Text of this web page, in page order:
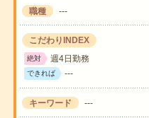
職種 ---
こだわりINDEX
絶対 週4日勤務
できれば ---
キーワード ---